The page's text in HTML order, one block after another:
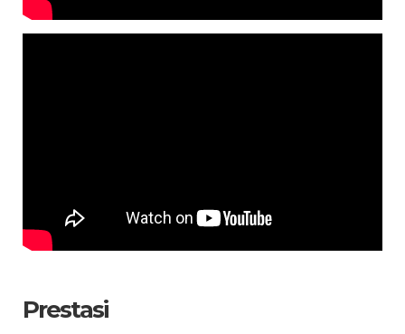
Prestasi